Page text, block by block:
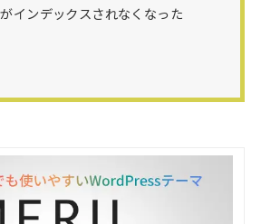
インデックスされなくなった